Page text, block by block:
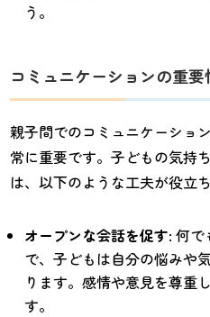
う。
コミュニケーションの重要
親子間でのコミュニケーショ
常に重要です。子どもの気持
は、以下のような工夫が役立ち
オープンな会話を促す: 何で
で、子どもは自分の悩みや
ります。感情や意見を尊重
す。